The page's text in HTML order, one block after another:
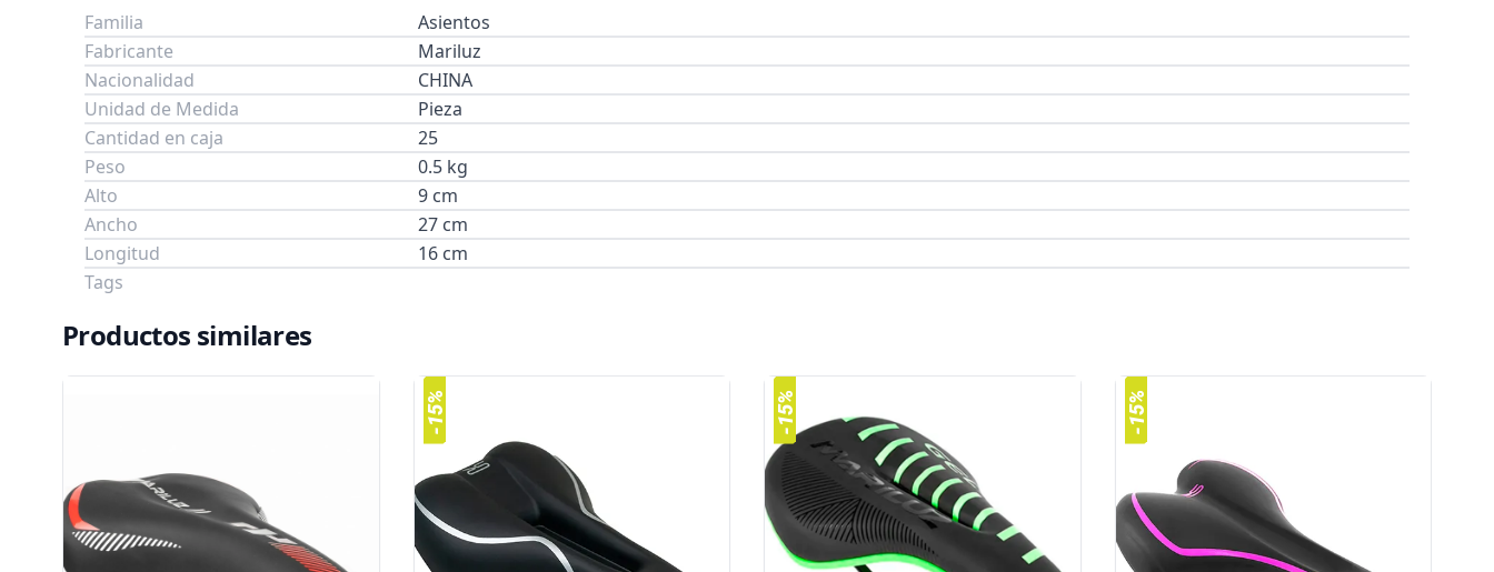
Familia
Asientos
Fabricante
Mariluz
Nacionalidad
CHINA
Unidad de Medida
Pieza
Cantidad en caja
25
Peso
0.5 kg
Alto
9 cm
Ancho
27 cm
Longitud
16 cm
Tags
Productos similares